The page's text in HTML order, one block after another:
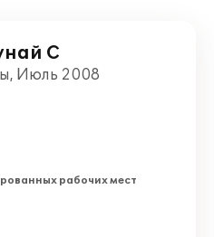
С
Июль 2008
рабочих мест